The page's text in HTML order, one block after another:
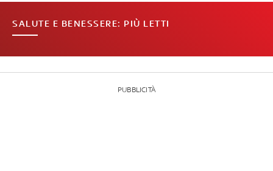
SALUTE E BENESSERE: PIÙ LETTI
PUBBLICITÀ